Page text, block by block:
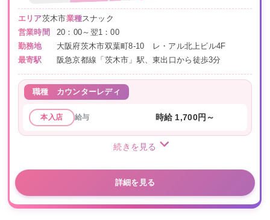
エリア茨木市業種スナック
営業時間
20：00～翌1：00
勤務地
大阪府茨木市双葉町8-10 レ・アル北上ビル4F
最寄駅
阪急京都線「茨木市」駅、東出口から徒歩3分
職種 カウンターレディ
本入店 給与 時給 1,700円～
続きを見る
詳細を見る